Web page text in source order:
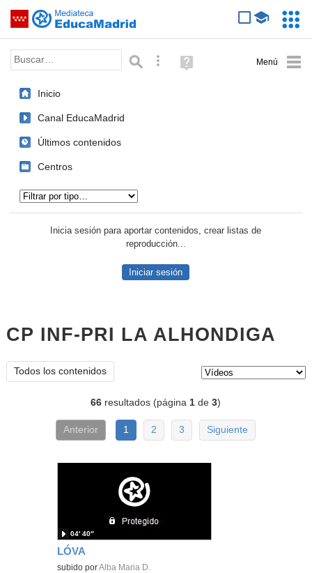
Saltar navegación
Palabra o frase: Búsqueda avanzada
Ayuda
(en
Inicio
Canal EducaMadrid
Últimos contenidos
Centros
Inicia sesión para aportar contenidos, crear listas de
reproducción...
Iniciar sesión
CP INF-PRI LA ALHONDIGA
Todos los contenidos
66 resultados (página1 de3)
Anterior 1 2 3 Siguiente
LÓVA
subido porAlba Maria D.
04′ 40″